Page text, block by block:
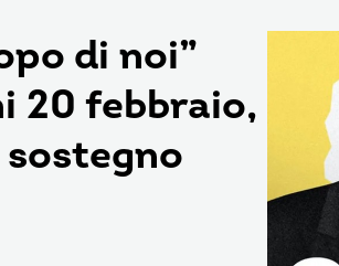
di noi”
20 febbraio,